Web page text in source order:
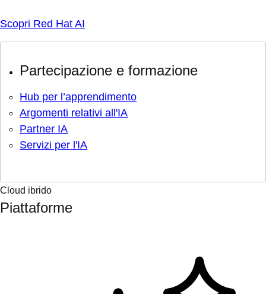
Scopri Red Hat AI
Partecipazione e formazione
Hub per l’apprendimento
Argomenti relativi all'IA
Partner IA
Servizi per l'IA
Cloud ibrido
Piattaforme